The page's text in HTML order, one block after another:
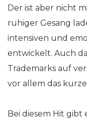
Der ist aber nicht
ruhiger Gesang
intensiven und
entwickelt. Auch
Trademarks auf
vor allem das
Bei diesem Hit gibt